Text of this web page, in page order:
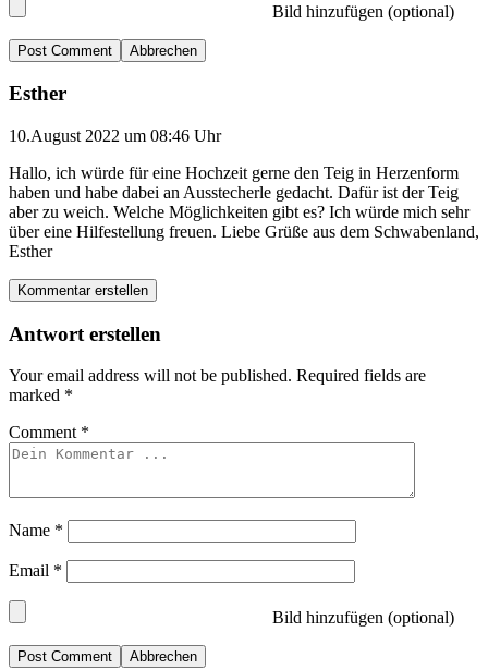
Bild hinzufügen (optional)
Abbrechen
Esther
10.August 2022 um 08:46 Uhr
Hallo, ich würde für eine Hochzeit gerne den Teig in Herzenform
haben und habe dabei an Ausstecherle gedacht. Dafür ist der Teig
aber zu weich. Welche Möglichkeiten gibt es? Ich würde mich sehr
über eine Hilfestellung freuen. Liebe Grüße aus dem Schwabenland,
Esther
Kommentar erstellen
Antwort erstellen
Your email address will not be published. Required fields are
marked *
Comment *
Name *
Email *
Bild hinzufügen (optional)
Abbrechen